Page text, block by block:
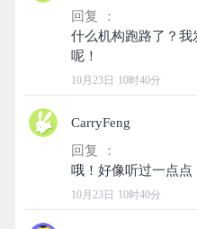
回复 ：
什么机构跑路了？
10月23日 10时40分
CarryFeng
回复 ：
10月23日 10时40分